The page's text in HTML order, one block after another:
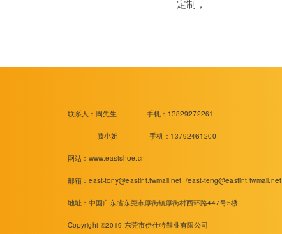
定制，
联系人：周先生 手机：13829272261
滕小姐 手机：13792461200
网站：www.eastshoe.cn
邮箱： east-tony@eastint.twmail.net /east-teng@eastint.twmail.net
地址：中国广东省东莞市厚街镇厚街村西环路447号5楼
Copyright ©2019 东莞市伊仕特鞋业有限公司